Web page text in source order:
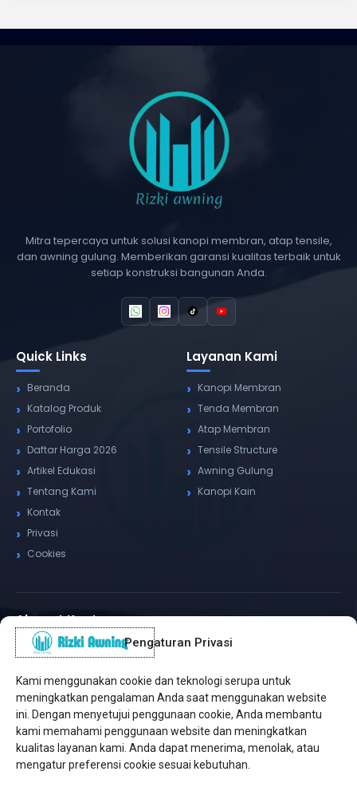
Pengaturan Privasi
Kami menggunakan cookie dan teknologi serupa untuk
meningkatkan pengalaman Anda saat menggunakan website
ini. Dengan menyetujui penggunaan cookie, Anda membantu
kami memahami penggunaan website dan meningkatkan
kualitas layanan kami. Anda dapat menerima, menolak, atau
mengatur preferensi cookie sesuai kebutuhan.
Mitra tepercaya untuk solusi kanopi membran, atap tensile,
dan awning gulung. Memberikan garansi kualitas terbaik untuk
setiap konstruksi bangunan Anda.
Quick Links
Beranda
Katalog Produk
Portofolio
Daftar Harga 2026
Artikel Edukasi
Tentang Kami
Kontak
Privasi
Cookies
Layanan Kami
Kanopi Membran
Tenda Membran
Atap Membran
Tensile Structure
Awning Gulung
Kanopi Kain
Alamat Kantor
✆ WhatsApp / Telepon
Pusat Sukabumi
Sukamanis, Kadudampit, Sukabumi
Cabang Jakarta
Kembangan, Jakarta Barat